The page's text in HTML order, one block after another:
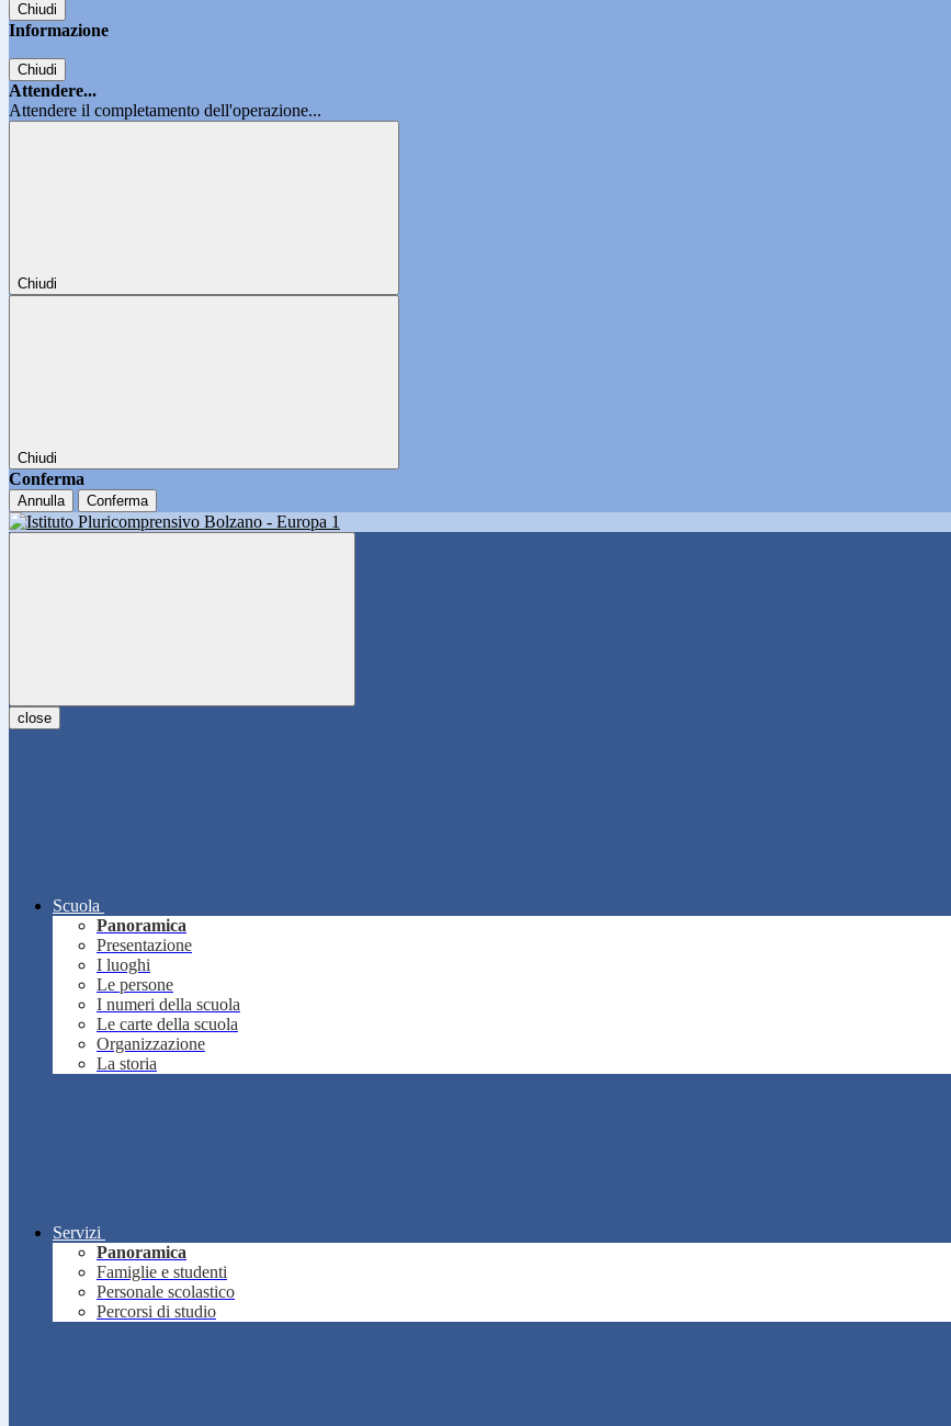
Chiudi
Informazione
Chiudi
Attendere...
Attendere il completamento dell'operazione...
Chiudi
Chiudi
Conferma
Annulla Conferma
close
Scuola
Panoramica
Presentazione
I luoghi
Le persone
I numeri della scuola
Le carte della scuola
Organizzazione
La storia
Servizi
Panoramica
Famiglie e studenti
Personale scolastico
Percorsi di studio